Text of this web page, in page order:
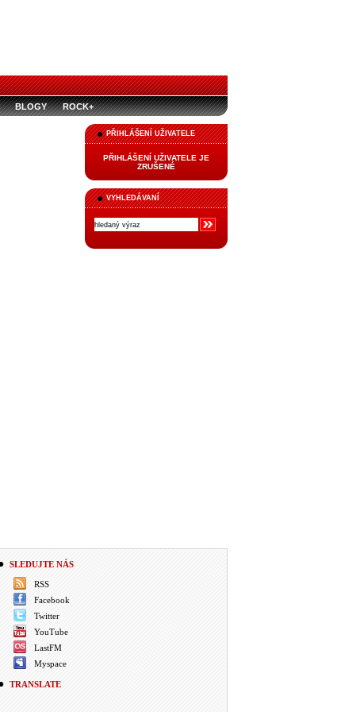
BLOGY ROCK+
PŘIHLÁŠENÍ UŽIVATELE
PŘIHLÁŠENÍ UŽIVATELE JE
ZRUŠENÉ
VYHLEDÁVANÍ
SLEDUJTE NÁS
RSS
Facebook
Twitter
YouTube
LastFM
Myspace
TRANSLATE